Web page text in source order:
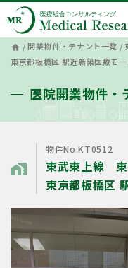
home /開業物件・テナント一覧 /
東京都板橋区 駅近新築医療モ
医院開業物件・
home_work
物件No.KT0512
東武東上線 東
東京都板橋区